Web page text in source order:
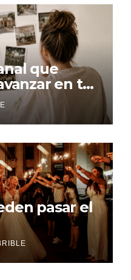
que
en tu
pasar el